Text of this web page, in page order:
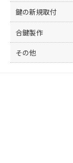
鍵の新規取付
合鍵製作
その他